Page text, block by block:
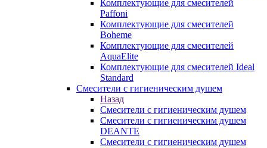
Комплектующие для смесителей
Paffoni
Комплектующие для смесителей
Boheme
Комплектующие для смесителей
AquaElite
Комплектующие для смесителей Ideal
Standard
Смесители с гигиеническим душем
Назад
Смесители с гигиеническим душем
Смесители с гигиеническим душем
DEANTE
Смесители с гигиеническим душем